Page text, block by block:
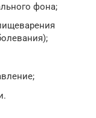
фона;